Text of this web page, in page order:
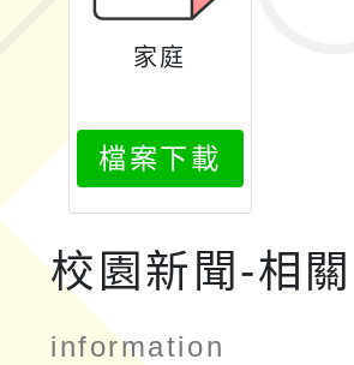
家庭
檔案下載
校園新聞-相
information